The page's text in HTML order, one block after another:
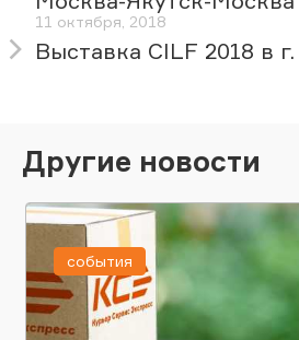
11 октября, 2018
Выставка CILF 2018 в
Другие новости
события